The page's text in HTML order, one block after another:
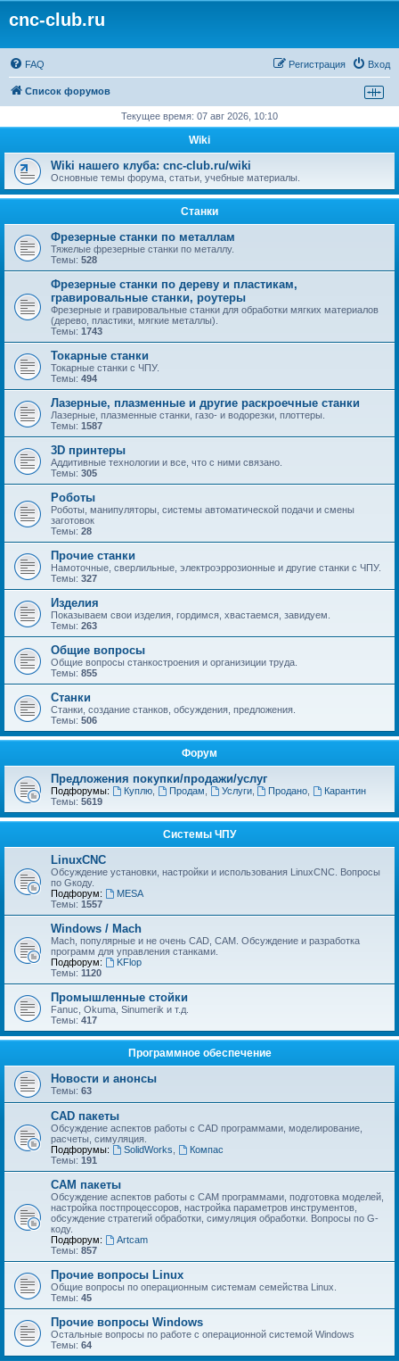
cnc-club.ru
FAQ Вход
Регистрация
Список форумов
Текущее время: 07 авг 2026, 10:10
Wiki
Wiki нашего клуба: cnc-club.ru/wiki
Основные темы форума, статьи, учебные материалы.
Станки
Фрезерные станки по металлам
Тяжелые фрезерные станки по металлу.
Темы: 528
Фрезерные станки по дереву и пластикам,
гравировальные станки, роутеры
Фрезерные и гравировальные станки для обработки мягких материалов
(дерево, пластики, мягкие металлы).
Темы: 1743
Токарные станки
Токарные станки с ЧПУ.
Темы: 494
Лазерные, плазменные и другие раскроечные станки
Лазерные, плазменные станки, газо- и водорезки, плоттеры.
Темы: 1587
3D принтеры
Аддитивные технологии и все, что с ними связано.
Темы: 305
Роботы
Роботы, манипуляторы, системы автоматической подачи и смены
заготовок
Темы: 28
Прочие станки
Намоточные, сверлильные, электроэррозионные и другие станки с ЧПУ.
Темы: 327
Изделия
Показываем свои изделия, гордимся, хвастаемся, завидуем.
Темы: 263
Общие вопросы
Общие вопросы станкостроения и организиции труда.
Темы: 855
Станки
Станки, создание станков, обсуждения, предложения.
Темы: 506
Форум
Предложения покупки/продажи/услуг
Подфорумы: Куплю, Продам Услуги, Продано
Карантин
Темы: 5619
Системы ЧПУ
LinuxCNC
Обсуждение установки, настройки и использования LinuxCNC. Вопросы
по Gкоду.
Подфорум:
MESA
Темы: 1557
Windows / Mach
Mach, популярные и не очень CAD, CAM. Обсуждение и разработка
программ для управления станками.
Подфорум:
KFlop
Темы: 1120
Промышленные стойки
Fanuc, Okuma, Sinumerik и т.д.
Темы: 417
Программное обеспечение
Новости и анонсы
Темы: 63
CAD пакеты
Обсуждение аспектов работы с CAD программами, моделирование,
расчеты, симуляция.
Подфорумы:
SolidWorks
Компас
Темы: 191
CAM пакеты
Обсуждение аспектов работы с CAМ программами, подготовка моделей,
настройка постпроцессоров, настройка параметров инструментов,
обсуждение стратегий обработки, симуляция обработки. Вопросы по G-
коду.
Подфорум:
Artcam
Темы: 857
Прочие вопросы Linux
Общие вопросы по операционным системам семейства Linux.
Темы: 45
Прочие вопросы Windows
Остальные вопросы по работе с операционной системой Windows
Темы: 64